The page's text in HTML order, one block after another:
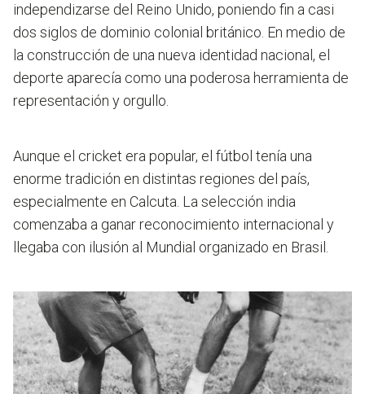
independizarse del Reino Unido, poniendo fin a casi
dos siglos de dominio colonial británico. En medio de
la construcción de una nueva identidad nacional, el
deporte aparecía como una poderosa herramienta de
representación y orgullo.
Aunque el cricket era popular, el fútbol tenía una
enorme tradición en distintas regiones del país,
especialmente en Calcuta. La selección india
comenzaba a ganar reconocimiento internacional y
llegaba con ilusión al Mundial organizado en Brasil